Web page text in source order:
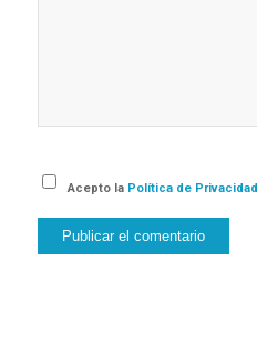
Acepto la Política de Privacidad